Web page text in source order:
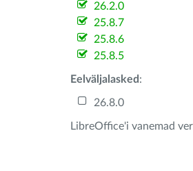
26.2.0
25.8.7
25.8.6
25.8.5
Eelväljalasked :
26.8.0
LibreOffice'i vanemad